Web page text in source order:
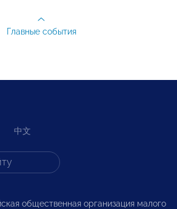
Главные события
中文
общественная организация малого